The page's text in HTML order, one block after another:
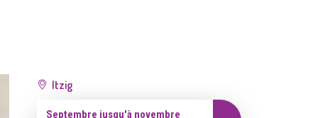
Itzig
Septembre jusqu'à novembre